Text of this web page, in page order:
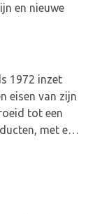
en nieuwe
1972 inzet
eisen van zijn
tot een
met een